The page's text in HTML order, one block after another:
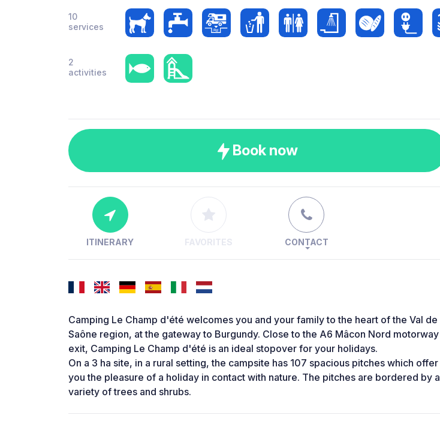
10
services
2
activities
Book now
ITINERARY FAVORITES CONTACT
Camping Le Champ d'été welcomes you and your family to the heart of the Val de
Saône region, at the gateway to Burgundy. Close to the A6 Mâcon Nord motorway
exit, Camping Le Champ d'été is an ideal stopover for your holidays.
On a 3 ha site, in a rural setting, the campsite has 107 spacious pitches which offer
you the pleasure of a holiday in contact with nature. The pitches are bordered by a
variety of trees and shrubs.